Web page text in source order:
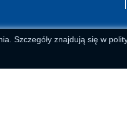
Szczegóły znajdują się w